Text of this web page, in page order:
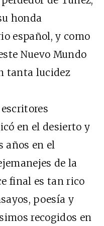
honda
español, y como
Nuevo Mundo
tanta lucidez
en el desierto y
años en el
de la
final es tan rico
poesía y
recogidos en